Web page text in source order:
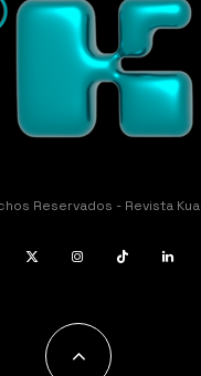
Reservados - Revista